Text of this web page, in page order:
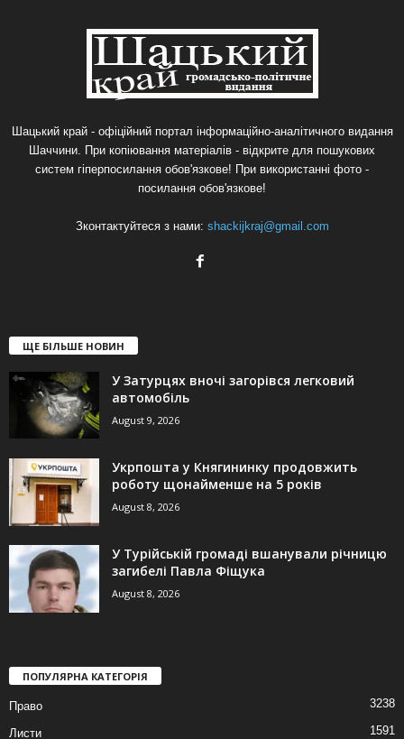
Шацький край - офіційний портал інформаційно-аналітичного видання
Шаччини. При копіювання матеріалів - відкрите для пошукових
систем гіперпосилання обов'язкове! При використанні фото -
посилання обов'язкове!
Зконтактуйтеся з нами: shackijkraj@gmail.com
ЩЕ БІЛЬШЕ НОВИН
У Затурцях вночі загорівся легковий
автомобіль
August 9, 2026
Укрпошта у Княгининку продовжить
роботу щонайменше на 5 років
August 8, 2026
У Турійській громаді вшанували річницю
загибелі Павла Фіщука
August 8, 2026
ПОПУЛЯРНА КАТЕГОРІЯ
Право 3238
Листи 1591